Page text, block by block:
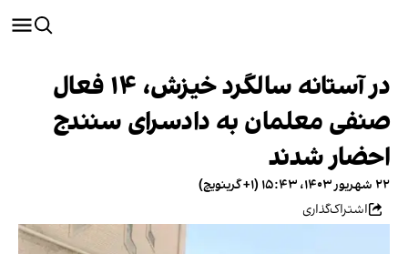
در آستانه سالگرد خیزش، ۱۴ فعال
صنفی معلمان به دادسرای سنندج
احضار شدند
۲۲ شهریور ۱۴۰۳، ۱۵:۴۳ (‎+۱ گرینویچ)
اشتراک‌گذاری